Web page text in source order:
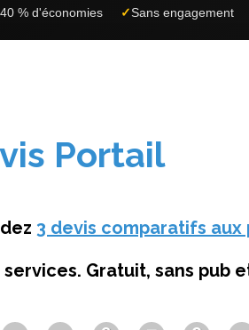
% d'économies ✓Sans engagement